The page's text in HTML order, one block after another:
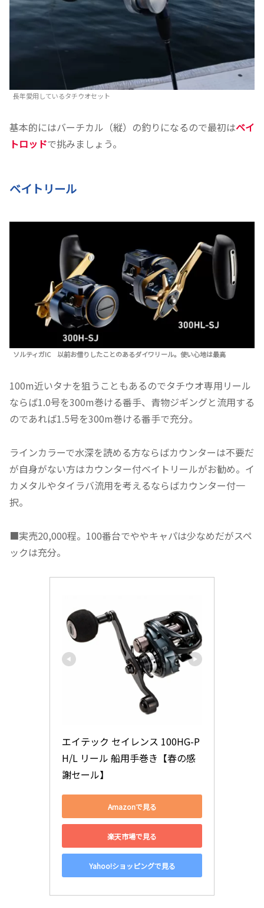
長年愛用しているタチウオセット
基本的にはバーチカル（縦）の釣りになるので最初はベイ
トロッドで挑みましょう。
ベイトリール
ソルティガIC 以前お借りしたことのあるダイワリール。使い心地は最高
100m近いタナを狙うこともあるのでタチウオ専用リール
ならば1.0号を300m巻ける番手、青物ジギングと流用する
のであれば1.5号を300m巻ける番手で充分。
ラインカラーで水深を読める方ならばカウンターは不要だ
が自身がない方はカウンター付ベイトリールがお勧め。イ
カメタルやタイラバ流用を考えるならばカウンター付一
択。
■実売20,000程。100番台でややキャパは少なめだがスペ
ックは充分。
エイテック セイレンス 100HG-P
H/L リール 船用手巻き【春の感
謝セール】
Amazonで見る
楽天市場で見る
Yahoo!ショッピングで見る